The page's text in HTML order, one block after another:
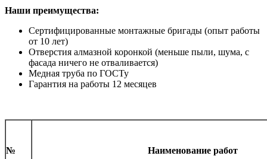
Наши преимущества:
Сертифицированные монтажные бригады (опыт работы
от 10 лет)
Отверстия алмазной коронкой (меньше пыли, шума, с
фасада ничего не отваливается)
Медная труба по ГОСТу
Гарантия на работы 12 месяцев
№ Наименование работ